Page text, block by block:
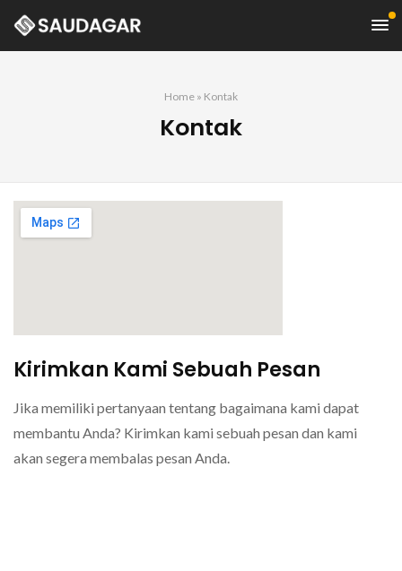
Home » Kontak
Kontak
Kirimkan Kami Sebuah Pesan
Jika memiliki pertanyaan tentang bagaimana kami dapat
membantu Anda? Kirimkan kami sebuah pesan dan kami
akan segera membalas pesan Anda.